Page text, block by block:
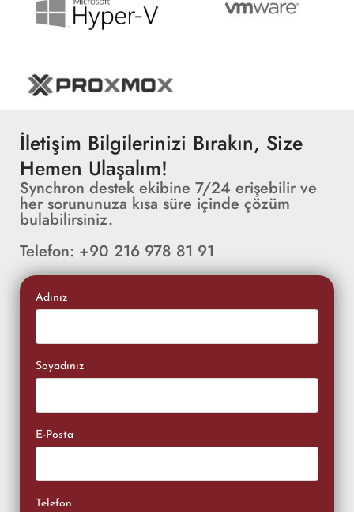
İletişim Bilgilerinizi Bırakın, Size
Hemen Ulaşalım!
Synchron destek ekibine 7/24 erişebilir ve
her sorununuza kısa süre içinde çözüm
bulabilirsiniz.
Telefon: +90 216 978 81 91
Adınız
Soyadınız
E-Posta
Telefon